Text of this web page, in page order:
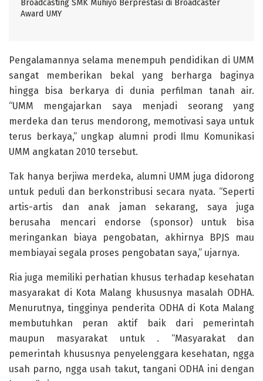
Broadcasting SMK Muhiyo Berprestasi di Broadcaster
Award UMY
Pengalamannya selama menempuh pendidikan di UMM
sangat memberikan bekal yang berharga baginya
hingga bisa berkarya di dunia perfilman tanah air.
“UMM mengajarkan saya menjadi seorang yang
merdeka dan terus mendorong, memotivasi saya untuk
terus berkaya,” ungkap alumni prodi Ilmu Komunikasi
UMM angkatan 2010 tersebut.
Tak hanya berjiwa merdeka, alumni UMM juga didorong
untuk peduli dan berkonstribusi secara nyata. “Seperti
artis-artis dan anak jaman sekarang, saya juga
berusaha mencari endorse (sponsor) untuk bisa
meringankan biaya pengobatan, akhirnya BPJS mau
membiayai segala proses pengobatan saya,” ujarnya.
Ria juga memiliki perhatian khusus terhadap kesehatan
masyarakat di Kota Malang khususnya masalah ODHA.
Menurutnya, tingginya penderita ODHA di Kota Malang
membutuhkan peran aktif baik dari pemerintah
maupun masyarakat untuk . “Masyarakat dan
pemerintah khususnya penyelenggara kesehatan, ngga
usah parno, ngga usah takut, tangani ODHA ini dengan